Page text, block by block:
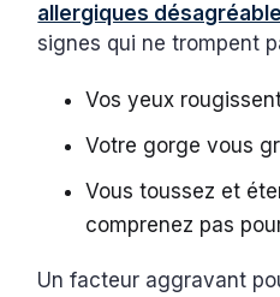
allergiques
signes qui ne trompent
Vos yeux
Votre gorge vous
Vous toussez et
comprenez pas
Un facteur aggravant